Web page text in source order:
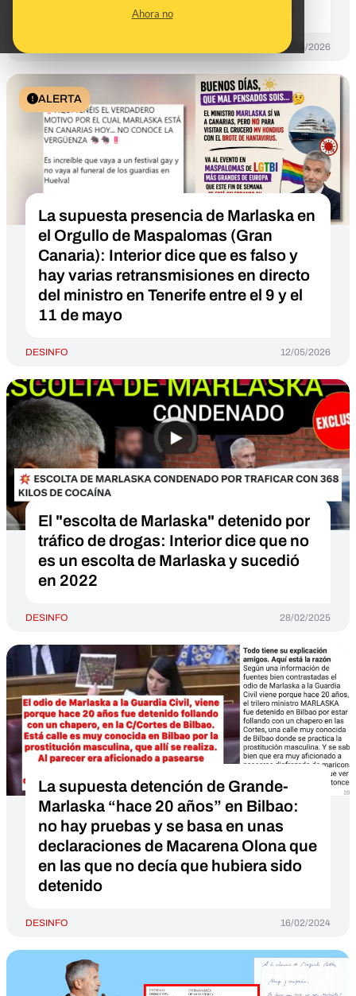
Ahora no
finalmente solo Luis Planas acudió
01/08/2026
ALERTA
La supuesta presencia de Marlaska en
el Orgullo de Maspalomas (Gran
Canaria): Interior dice que es falso y
hay varias retransmisiones en directo
del ministro en Tenerife entre el 9 y el
11 de mayo
DESINFO 12/05/2026
El "escolta de Marlaska" detenido por
tráfico de drogas: Interior dice que no
es un escolta de Marlaska y sucedió
en 2022
DESINFO 28/02/2025
La supuesta detención de Grande-
Marlaska “hace 20 años” en Bilbao:
no hay pruebas y se basa en unas
declaraciones de Macarena Olona que
en las que no decía que hubiera sido
detenido
DESINFO 16/02/2024